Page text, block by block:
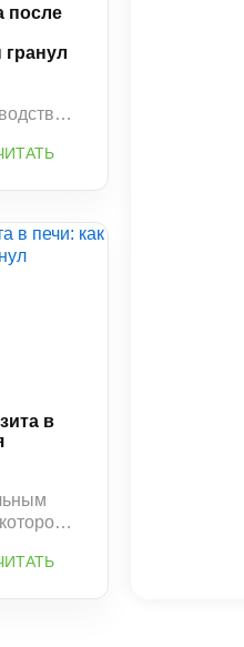
после
гранул
и
в
к
в